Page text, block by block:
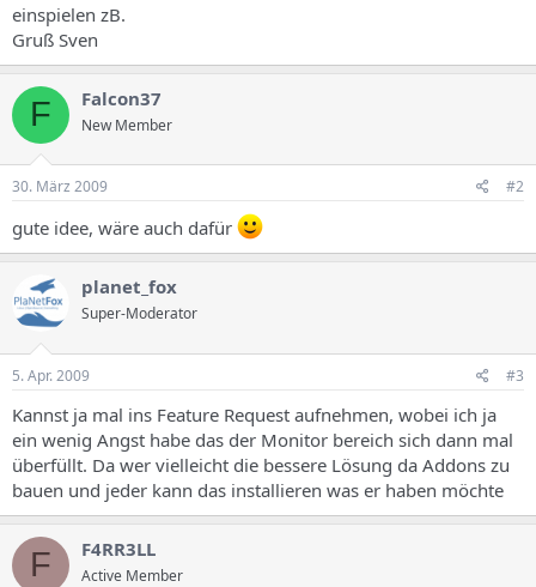
einspielen zB.
Gruß Sven
F Falcon37
New Member
30. März 2009 #2
gute idee, wäre auch dafür
planet_fox
Super-Moderator
5. Apr. 2009 #3
Kannst ja mal ins Feature Request aufnehmen, wobei ich ja
ein wenig Angst habe das der Monitor bereich sich dann mal
überfüllt. Da wer vielleicht die bessere Lösung da Addons zu
bauen und jeder kann das installieren was er haben möchte
F F4RR3LL
Active Member